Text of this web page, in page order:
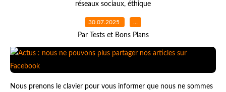
réseaux sociaux, éthique
30.07.2025 …
Par Tests et Bons Plans
Nous prenons le clavier pour vous informer que nous ne sommes